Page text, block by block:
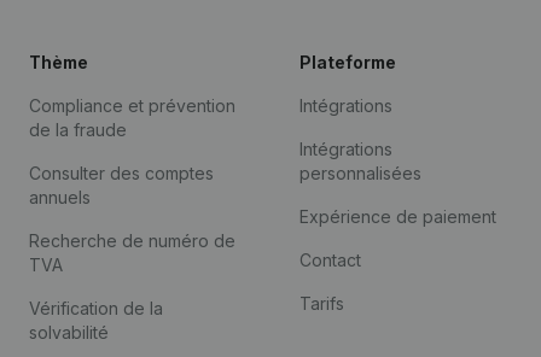
Thème
Compliance et prévention
de la fraude
Consulter des comptes
annuels
Recherche de numéro de
TVA
Vérification de la
solvabilité
Plateforme
Intégrations
Intégrations
personnalisées
Expérience de paiement
Contact
Tarifs